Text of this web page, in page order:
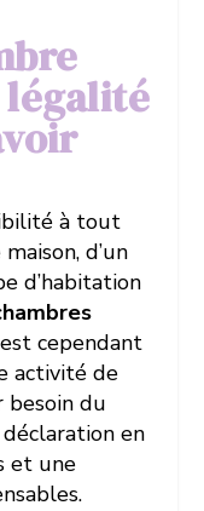
légalité
à tout
d’un
d’habitation
cependant
activité de
besoin du
en
et une